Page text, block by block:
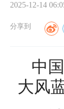
2025-12-14
分享到
中
大风